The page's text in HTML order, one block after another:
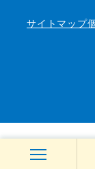
サイトマップ